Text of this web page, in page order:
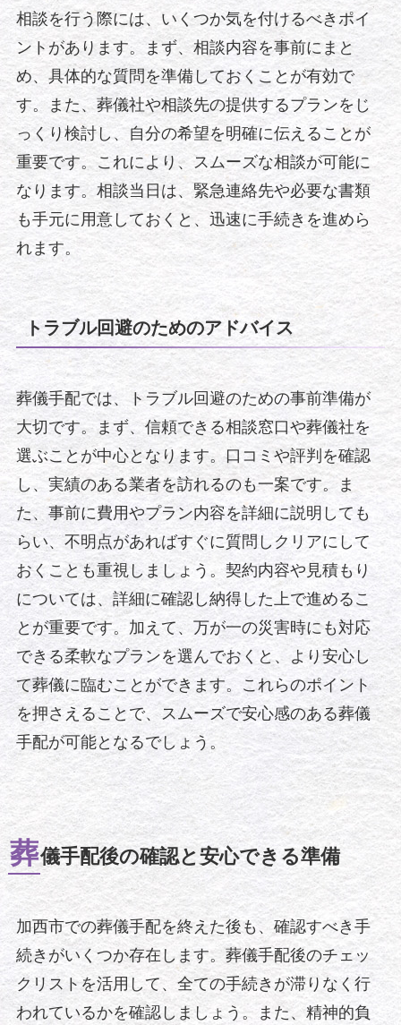
相談を行う際には、いくつか気を付けるべきポイ
ントがあります。まず、相談内容を事前にまと
め、具体的な質問を準備しておくことが有効で
す。また、葬儀社や相談先の提供するプランをじ
っくり検討し、自分の希望を明確に伝えることが
重要です。これにより、スムーズな相談が可能に
なります。相談当日は、緊急連絡先や必要な書類
も手元に用意しておくと、迅速に手続きを進めら
れます。
トラブル回避のためのアドバイス
葬儀手配では、トラブル回避のための事前準備が
大切です。まず、信頼できる相談窓口や葬儀社を
選ぶことが中心となります。口コミや評判を確認
し、実績のある業者を訪れるのも一案です。ま
た、事前に費用やプラン内容を詳細に説明しても
らい、不明点があればすぐに質問しクリアにして
おくことも重視しましょう。契約内容や見積もり
については、詳細に確認し納得した上で進めるこ
とが重要です。加えて、万が一の災害時にも対応
できる柔軟なプランを選んでおくと、より安心し
て葬儀に臨むことができます。これらのポイント
を押さえることで、スムーズで安心感のある葬儀
手配が可能となるでしょう。
葬儀手配後の確認と安心できる準備
加西市での葬儀手配を終えた後も、確認すべき手
続きがいくつか存在します。葬儀手配後のチェッ
クリストを活用して、全ての手続きが滞りなく行
われているかを確認しましょう。また、精神的負